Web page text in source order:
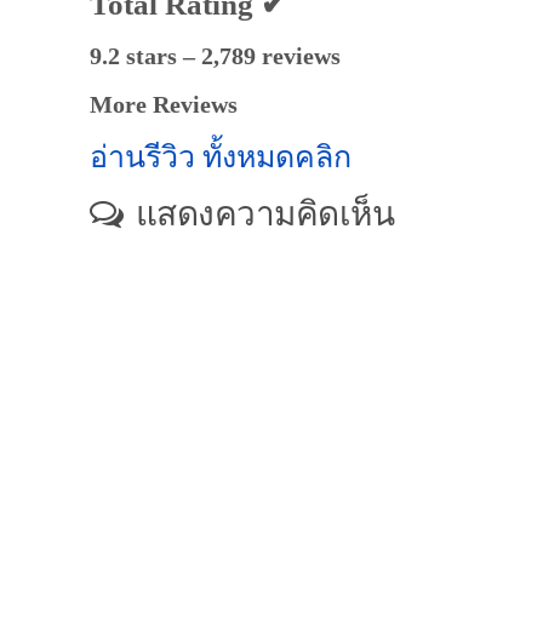
9.2 stars – 2,789 reviews
More Reviews
อ่านรีวิว ทั้งหมดคลิก
แสดงความคิดเห็น